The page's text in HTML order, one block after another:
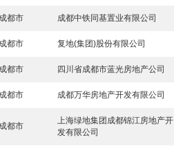
成都市 成都中铁同基置业有限公司
成都市 复地(集团)股份有限公司
成都市 四川省成都市蓝光房地产公司
成都市 成都万华房地产开发有限公司
成都市
上海绿地集团成都锦江房地产开
发有限公司